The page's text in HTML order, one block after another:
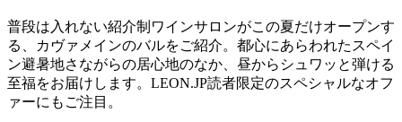
普段は入れない紹介制ワインサロンがこの夏だけオープンす
る、カヴァメインのバルをご紹介。都心にあらわれたスペイ
ン避暑地さながらの居心地のなか、昼からシュワッと弾ける
至福をお届けします。LEON.JP読者限定のスペシャルなオフ
ァーにもご注目。